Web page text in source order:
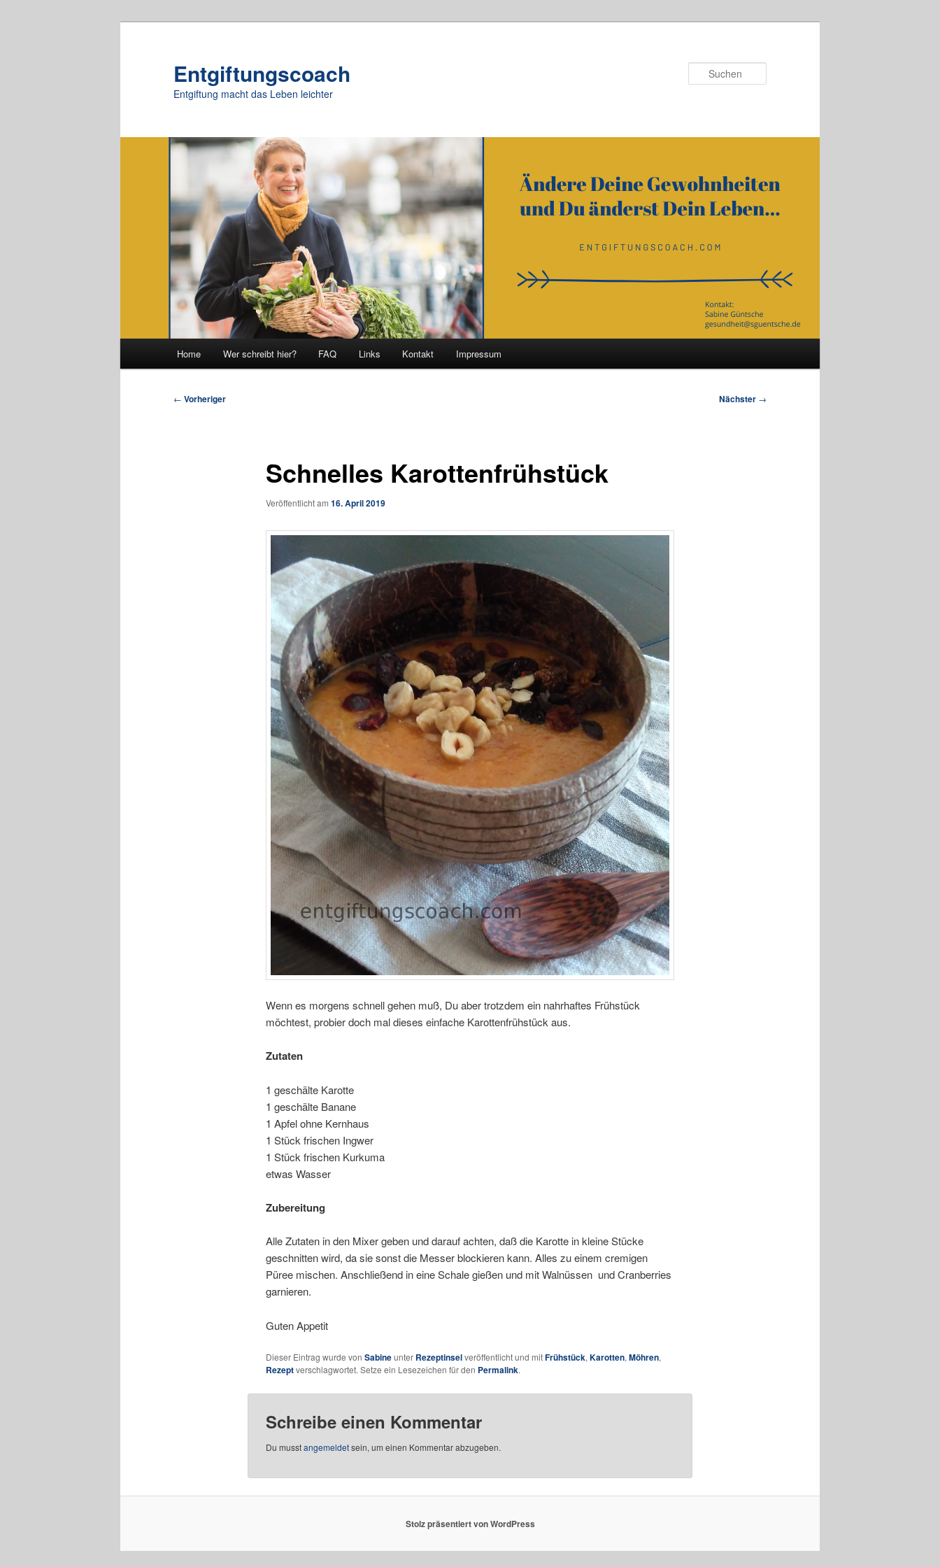
Entgiftungscoach
Entgiftung macht das Leben leichter
Home Wer schreibt hier? FAQ Links Kontakt Impressum
Beitragsnavigation
← Vorheriger Nächster →
Schnelles Karottenfrühstück
Veröffentlicht am 16. April 2019
Wenn es morgens schnell gehen muß, Du aber trotzdem ein nahrhaftes Frühstück
möchtest, probier doch mal dieses einfache Karottenfrühstück aus.
Zutaten
1 geschälte Karotte
1 geschälte Banane
1 Apfel ohne Kernhaus
1 Stück frischen Ingwer
1 Stück frischen Kurkuma
etwas Wasser
Zubereitung
Alle Zutaten in den Mixer geben und darauf achten, daß die Karotte in kleine Stücke
geschnitten wird, da sie sonst die Messer blockieren kann. Alles zu einem cremigen
Püree mischen. Anschließend in eine Schale gießen und mit Walnüssen und Cranberries
garnieren.
Guten Appetit
Dieser Eintrag wurde von Sabineunter Rezeptinselveröffentlicht und mitFrühstück, Karotten, Möhren,
Rezeptverschlagwortet. Setze ein Lesezeichen für den Permalink.
Schreibe einen Kommentar
Du musstangemeldetsein, um einen Kommentar abzugeben.
Stolz präsentiert von WordPress